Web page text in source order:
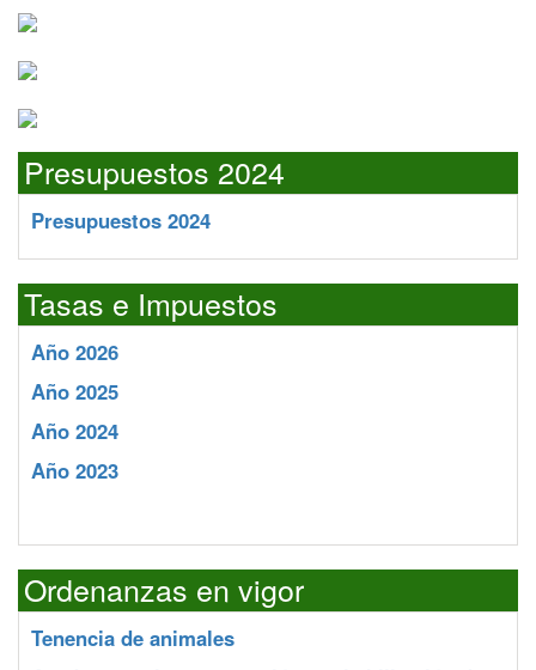
Presupuestos 2024
Presupuestos 2024
Tasas e Impuestos
Año 2026
Año 2025
Año 2024
Año 2023
Ordenanzas en vigor
Tenencia de animales